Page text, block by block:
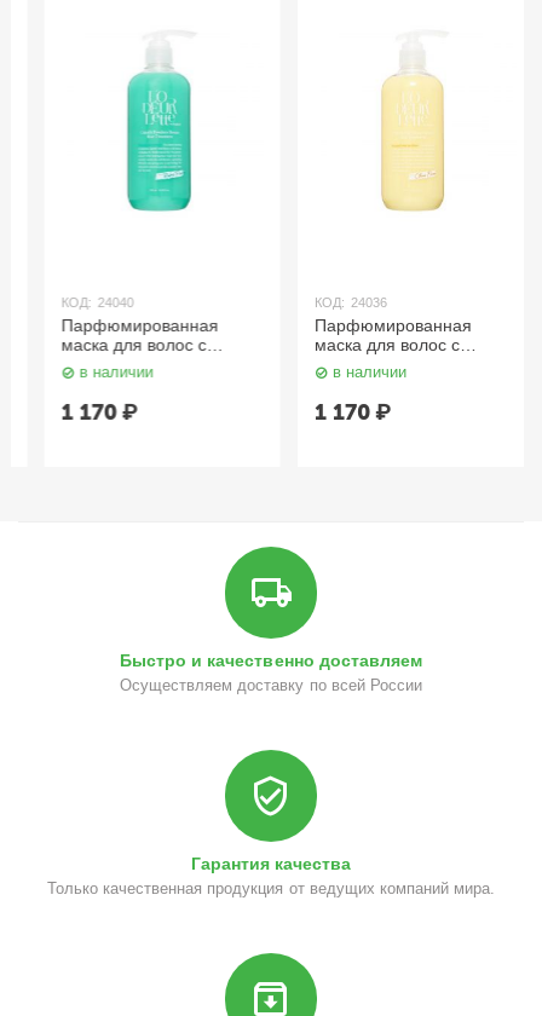
КОД: 24040
Парфюмированная
маска для волос c
ароматом бергамота
500 мл LODEURLETTE
в наличии
1 170₽
КОД: 24036
Парфюмированная
маска для волос c
ароматом иланг-иланг и
мандарина 500 мл
LODEURLETTE
в наличии
1 170₽
Быстро и качественно доставляем
Осуществляем доставку по всей России
Гарантия качества
Только качественная продукция от ведущих компаний мира.